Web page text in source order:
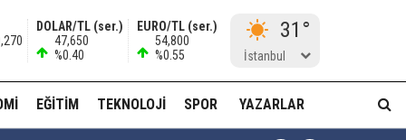
DOLAR/TL (ser.)
47,650
%0.40
EURO/TL (ser.)
54,800
%0.55
31°
İstanbul
EĞITIM TEKNOLOJI SPOR YAZARLAR